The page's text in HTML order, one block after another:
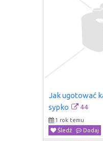
Jak ugotować
sypko
44
1 rok temu
Śledź
Dodaj